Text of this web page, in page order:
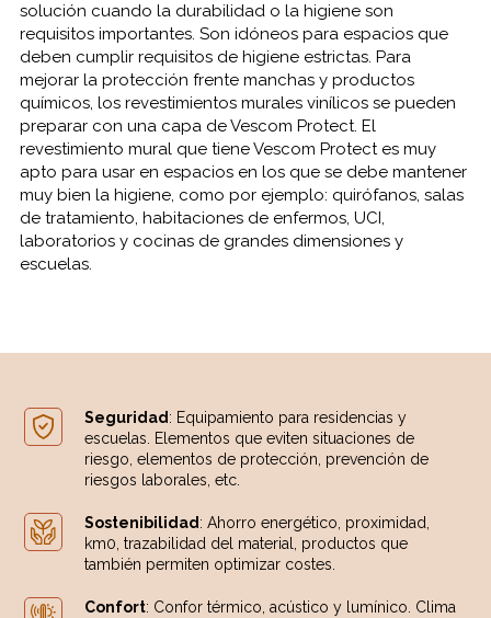
solución cuando la durabilidad o la higiene son
requisitos importantes. Son idóneos para espacios que
deben cumplir requisitos de higiene estrictas. Para
mejorar la protección frente manchas y productos
químicos, los revestimientos murales vinílicos se pueden
preparar con una capa de Vescom Protect. El
revestimiento mural que tiene Vescom Protect es muy
apto para usar en espacios en los que se debe mantener
muy bien la higiene, como por ejemplo: quirófanos, salas
de tratamiento, habitaciones de enfermos, UCI,
laboratorios y cocinas de grandes dimensiones y
escuelas.
Seguridad : Equipamiento para residencias y
escuelas. Elementos que eviten situaciones de
riesgo, elementos de protección, prevención de
riesgos laborales, etc.
Sostenibilidad : Ahorro energético, proximidad,
km0, trazabilidad del material, productos que
también permiten optimizar costes.
Confort: Confor térmico, acústico y lumínico. Clima